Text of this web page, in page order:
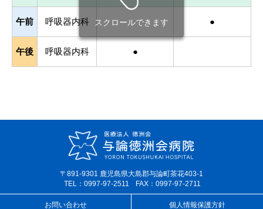
スクロールできます
午前 呼吸器内科 ●
午後 呼吸器内科 ●
〒891-9301 鹿児島県大島郡与論町茶花403-1
TEL：0997-97-2511
FAX：0997-97-2711
お問い合わせ 個人情報保護方針